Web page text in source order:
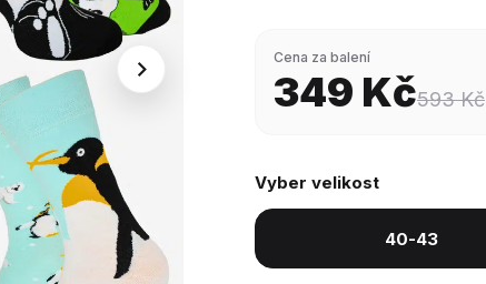
Cena za balení
349 Kč593Kč
Vyber velikost
40-43